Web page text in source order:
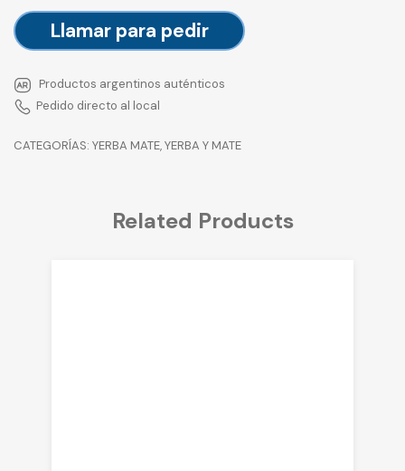
Llamar para pedir
Productos argentinos auténticos
Pedido directo al local
CATEGORÍAS: YERBA MATE,YERBA Y MATE
Related Products